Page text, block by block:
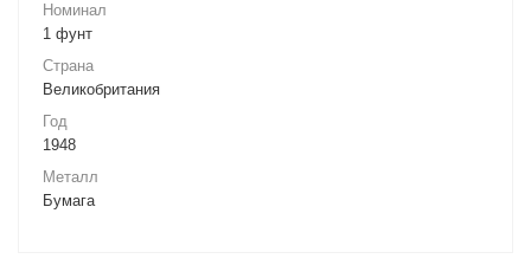
Номинал
1 фунт
Страна
Великобритания
Год
1948
Металл
Бумага